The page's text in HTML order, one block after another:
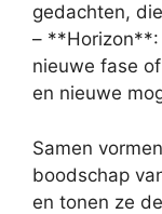
gedachten,
– **Horizon**:
nieuwe fase
en nieuwe
Samen
boodschap
en tonen ze